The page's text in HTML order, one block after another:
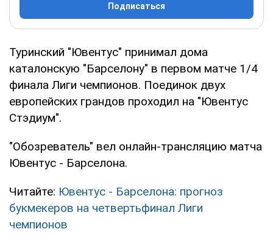
Подписаться
Туринский "Ювентус" принимал дома
каталонскую "Барселону" в первом матче 1/4
финала Лиги чемпионов. Поединок двух
европейских грандов проходил на "Ювентус
Стэдиум".
"Обозреватель" вел онлайн-трансляцию матча
Ювентус - Барселона.
Читайте: Ювентус - Барселона: прогноз
букмекеров на четвертьфинал Лиги
чемпионов